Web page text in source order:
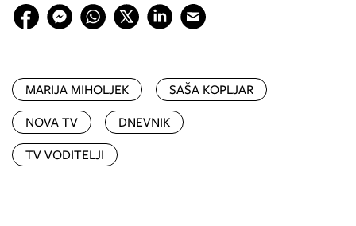
MARIJA MIHOLJEK
SAŠA KOPLJAR
NOVA TV
DNEVNIK
TV VODITELJI